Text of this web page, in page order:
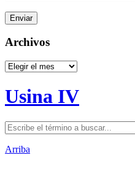
Archivos
Archivos
Usina IV
Arriba